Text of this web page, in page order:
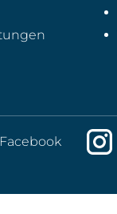
Facebook